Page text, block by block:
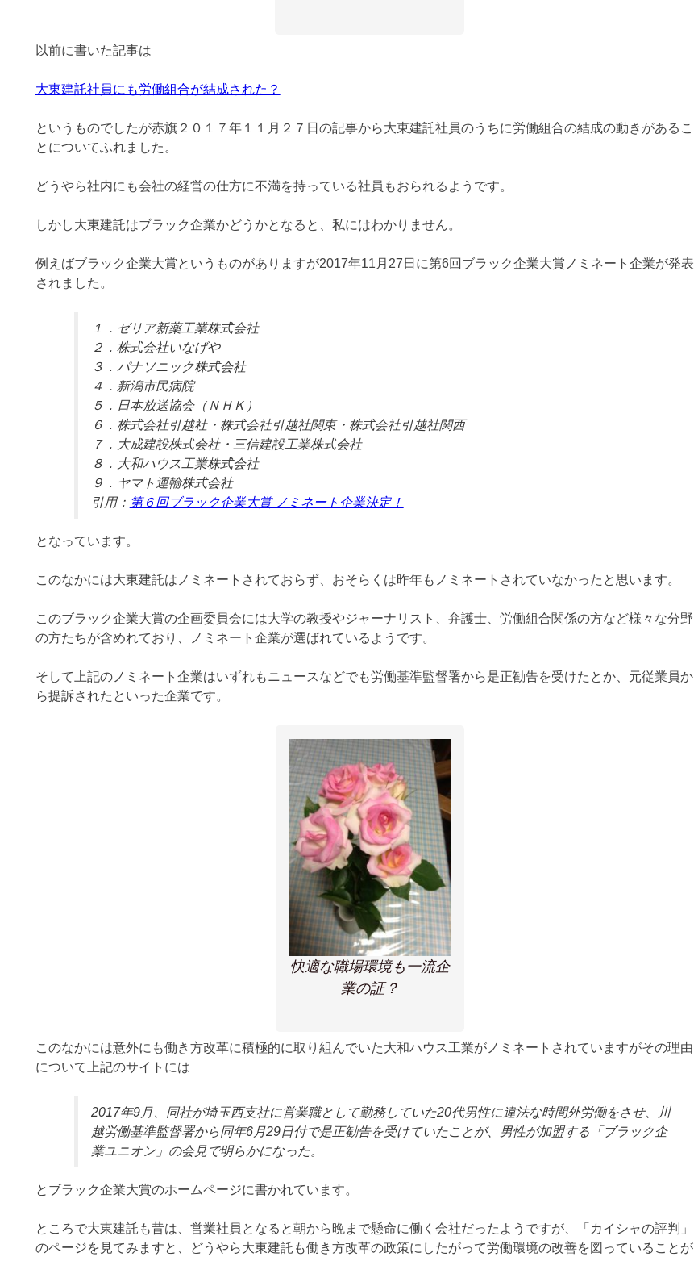
以前に書いた記事は
大東建託社員にも労働組合が結成された？
というものでしたが赤旗２０１７年１１月２７日の記事から大東建託社員のうちに労働組合の結成の動きがあるこ
とについてふれました。
どうやら社内にも会社の経営の仕方に不満を持っている社員もおられるようです。
しかし大東建託はブラック企業かどうかとなると、私にはわかりません。
例えばブラック企業大賞というものがありますが2017年11月27日に第6回ブラック企業大賞ノミネート企業が発表
されました。
１．ゼリア新薬工業株式会社
２．株式会社いなげや
３．パナソニック株式会社
４．新潟市民病院
５．日本放送協会（ＮＨＫ）
６．株式会社引越社・株式会社引越社関東・株式会社引越社関西
７．大成建設株式会社・三信建設工業株式会社
８．大和ハウス工業株式会社
９．ヤマト運輸株式会社
引用： 第６回ブラック企業大賞 ノミネート企業決定！
となっています。
このなかには大東建託はノミネートされておらず、おそらくは昨年もノミネートされていなかったと思います。
このブラック企業大賞の企画委員会には大学の教授やジャーナリスト、弁護士、労働組合関係の方など様々な分野
の方たちが含めれており、ノミネート企業が選ばれているようです。
そして上記のノミネート企業はいずれもニュースなどでも労働基準監督署から是正勧告を受けたとか、元従業員か
ら提訴されたといった企業です。
快適な職場環境も一流企
業の証？
このなかには意外にも働き方改革に積極的に取り組んでいた大和ハウス工業がノミネートされていますがその理由
について上記のサイトには
2017年9月、同社が埼玉西支社に営業職として勤務していた20代男性に違法な時間外労働をさせ、川
越労働基準監督署から同年6月29日付で是正勧告を受けていたことが、男性が加盟する「ブラック企
業ユニオン」の会見で明らかになった。
とブラック企業大賞のホームページに書かれています。
ところで大東建託も昔は、営業社員となると朝から晩まで懸命に働く会社だったようですが、「カイシャの評判」
のページを見てみますと、どうやら大東建託も働き方改革の政策にしたがって労働環境の改善を図っていることが